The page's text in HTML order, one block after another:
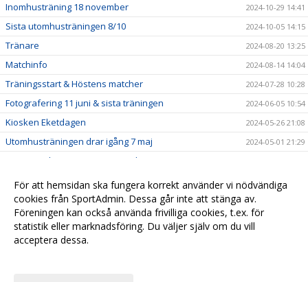
Inomhusträning 18 november 2024-10-29 14:41
Sista utomhusträningen 8/10 2024-10-05 14:15
Tränare 2024-08-20 13:25
Matchinfo 2024-08-14 14:04
Träningsstart & Höstens matcher 2024-07-28 10:28
Fotografering 11 juni & sista träningen 2024-06-05 10:54
Kiosken Eketdagen 2024-05-26 21:08
Utomhusträningen drar igång 7 maj 2024-05-01 21:29
Sista inomhusträningen 18 april
Utomhusträning 2024-04-08 11:00
Ingen träning påsklovet 2024-03-25 13:50
Uppehåll träning 22 februari 2024-02-17 11:24
För att hemsidan ska fungera korrekt använder vi nödvändiga
cookies från SportAdmin. Dessa går inte att stänga av.
Föreningen kan också använda frivilliga cookies, t.ex. för
statistik eller marknadsföring. Du väljer själv om du vill
acceptera dessa.